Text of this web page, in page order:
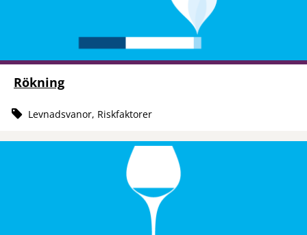
Rökning
Levnadsvanor, Riskfaktorer